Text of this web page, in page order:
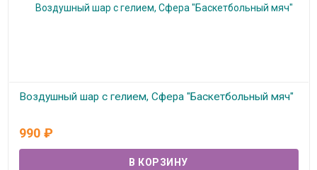
Воздушный шар с гелием, Сфера "Баскетбольный мяч"
990 ₽